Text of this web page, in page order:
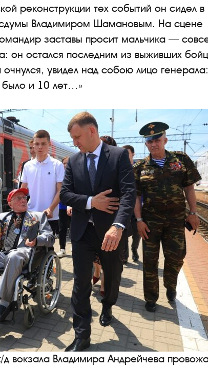
реконструкции тех событий он сидел в
Владимиром Шамановым. На сцене
заставы просит мальчика —
остался последним из выживших
увидел над собою лицо
было и 10 лет…»
вокзала Владимира Андрейчева